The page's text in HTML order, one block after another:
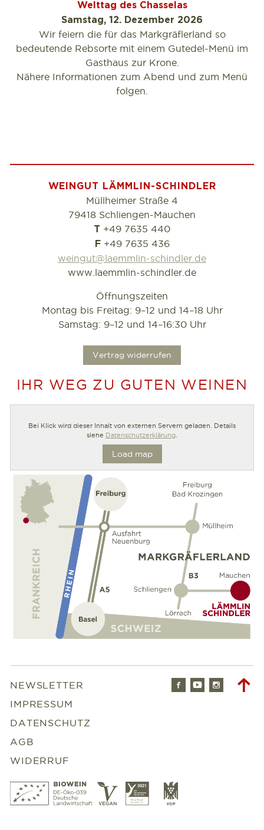
Welttag des Chasselas
Samstag, 12. Dezember 2026
Wir feiern die für das Markgräflerland so
bedeutende Rebsorte mit einem Gutedel-Menü im
Gasthaus zur Krone.
Nähere Informationen zum Abend und zum Menü
folgen.
WEINGUT LÄMMLIN-SCHINDLER
Müllheimer Straße 4
79418 Schliengen-Mauchen
T +49 7635 440
F+49 7635 436
weingut@laemmlin-schindler.de
www.laemmlin-schindler.de
Öffnungszeiten
Montag bis Freitag: 9–12 und 14–18 Uhr
Samstag: 9–12 und 14–16:30 Uhr
Vertrag widerrufen
IHR WEG ZU GUTEN WEINEN
Bei Klick wird dieser Inhalt von externen Servern geladen. Details
siehe Datenschutzerklärung
Load map
NEWSLETTER
IMPRESSUM
DATENSCHUTZ
AGB
WIDERRUF
FacebookYoutube
Bio
Wein
Vegan Slowfood